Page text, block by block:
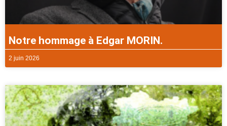
Notre hommage à Edgar MORIN.
2 juin 2026